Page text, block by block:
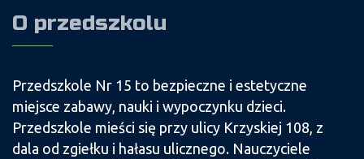
O przedszkolu
Przedszkole Nr 15 to bezpieczne i estetyczne
miejsce zabawy, nauki i wypoczynku dzieci.
Przedszkole mieści się przy ulicy Krzyskiej 108, z
dala od zgiełku i hałasu ulicznego. Nauczyciele